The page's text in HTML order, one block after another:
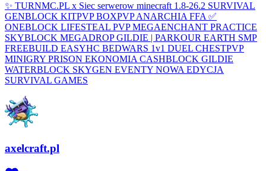
✨ TURNMC.PL x Siec serwerow minecraft 1.8-26.2 SURVIVAL
GENBLOCK KITPVP BOXPVP ANARCHIA FFA ✅
ONEBLOCK LIFESTEAL PVP MEGAENCHANT PRACTICE
SKYBLOCK MEGADROP GILDIE | PARKOUR EARTH SMP
FREEBUILD EASYHC BEDWARS 1v1 DUEL CHESTPVP
MINIGRY PRISON EKONOMIA CASHBLOCK GILDIE
WATERBLOCK SKYGEN EVENTY NOWA EDYCJA
SURVIVAL GAMES
axelcraft.pl